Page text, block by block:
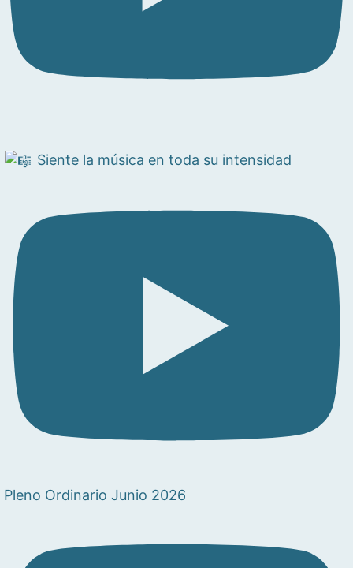
Siente la música en toda su intensidad
Pleno Ordinario Junio 2026